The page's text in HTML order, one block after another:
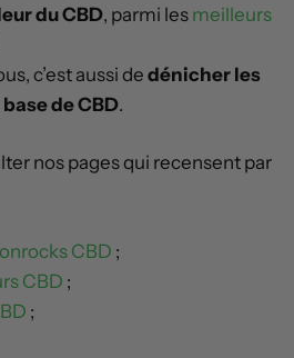
du CBD, parmi les meilleurs
c’est aussi de dénicher les
de CBD.
nos pages qui recensent par
CBD ;
CBD ;
;